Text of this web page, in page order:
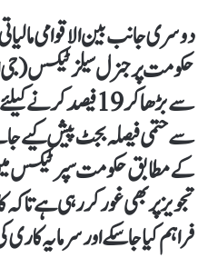
دوسری جانب بین الاقوامی
سے بڑھا کر 19 فیصد
سے حتمی فیصلہ بجٹ پیش کیے
کے مطابق حکومت سپر ٹیکس
تجویز پر بھی غور کر رہی ہے
فراہم کیا جا سکے اور سرمایہ